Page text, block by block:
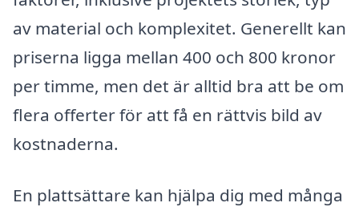
av material och komplexitet. Generellt kan
priserna ligga mellan 400 och 800 kronor
per timme, men det är alltid bra att be om
flera offerter för att få en rättvis bild av
kostnaderna.
En plattsättare kan hjälpa dig med många